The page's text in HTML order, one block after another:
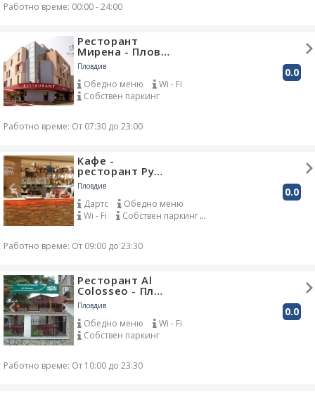
Градина
Закачалки
Детски кът
Сейф
Работно време: 00:00 - 24:00
Ресторант
Мирена - Плов…
Пловдив 0.0
Обедно меню
Wi - Fi
Собствен паркинг
Работно време: От 07:30 до 23:00
Кафе -
ресторант Ру…
Пловдив 0.0
Дартс
Обедно меню
Wi - Fi
Собствен паркинг
Работно време: От 09:00 до 23:30
Ресторант Al
Colosseo - Пл…
Пловдив 0.0
Обедно меню
Wi - Fi
Собствен паркинг
Работно време: От 10:00 до 23:30